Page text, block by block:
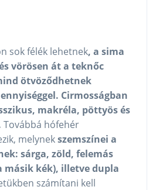
sok félék lehetnek, a sima
vörösen át a teknőc
ötvöződhetnek
Cirmosságban
makréla, pöttyös és
Továbbá hófehér
melynekszemszínei a
sárga, zöld, felemás
másik kék), illetve dupla
számítani kell